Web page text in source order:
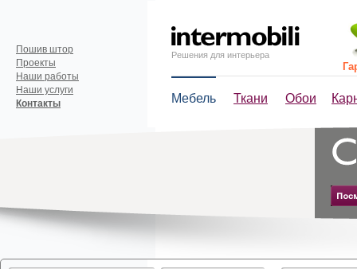
Решения для интерьера
Мебель Ткани Обои
Пошив штор
Проекты
Наши работы
Наши услуги
Контакты